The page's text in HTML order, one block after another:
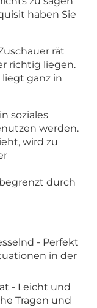
haben Sie
rät
richtig liegen.
liegt ganz in
soziales
werden.
wird zu
durch
- Perfekt
in der
- Leicht und
Tragen und